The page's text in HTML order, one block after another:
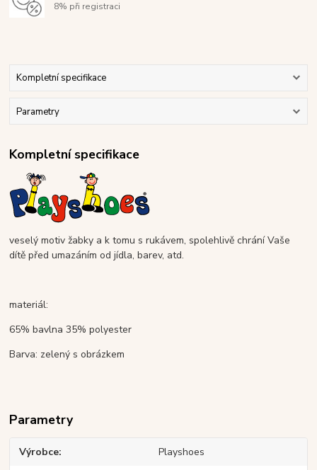
8% při registraci
Kompletní specifikace
Parametry
Kompletní specifikace
veselý motiv žabky a k tomu s rukávem, spolehlivě chrání Vaše
dítě před umazáním od jídla, barev, atd.
materiál:
65% bavlna 35% polyester
Barva: zelený s obrázkem
Parametry
Výrobce Playshoes